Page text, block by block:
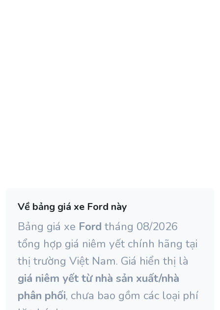
Về bảng giá xe Ford này
Bảng giá xe Ford tháng 08/2026
tổng hợp giá niêm yết chính hãng tại
thị trường Việt Nam. Giá hiển thị là
giá niêm yết từ nhà sản xuất/nhà
phân phối, chưa bao gồm các loại phí